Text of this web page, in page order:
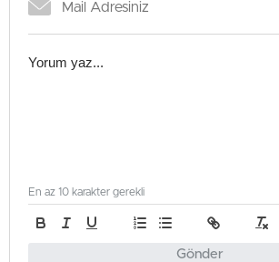
Gönder
En az 10 karakter gerekli